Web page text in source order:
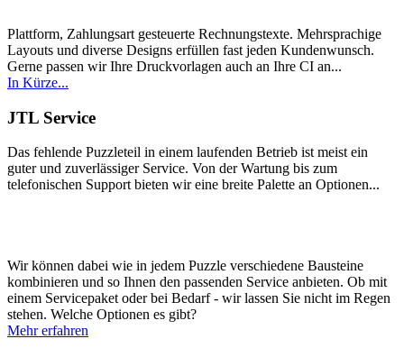
Plattform, Zahlungsart gesteuerte Rechnungstexte. Mehrsprachige
Layouts und diverse Designs erfüllen fast jeden Kundenwunsch.
Gerne passen wir Ihre Druckvorlagen auch an Ihre CI an...
In Kürze...
JTL Service
Das fehlende Puzzleteil in einem laufenden Betrieb ist meist ein
guter und zuverlässiger Service. Von der Wartung bis zum
telefonischen Support bieten wir eine breite Palette an Optionen...
Wir können dabei wie in jedem Puzzle verschiedene Bausteine
kombinieren und so Ihnen den passenden Service anbieten. Ob mit
einem Servicepaket oder bei Bedarf - wir lassen Sie nicht im Regen
stehen. Welche Optionen es gibt?
Mehr erfahren